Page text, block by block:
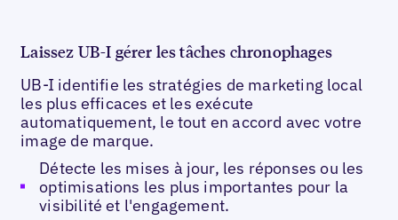
Laissez UB-I gérer les tâches chronophages
UB-I identifie les stratégies de marketing local
les plus efficaces et les exécute
automatiquement, le tout en accord avec votre
image de marque.
Détecte les mises à jour, les réponses ou les
optimisations les plus importantes pour la
visibilité et l'engagement.